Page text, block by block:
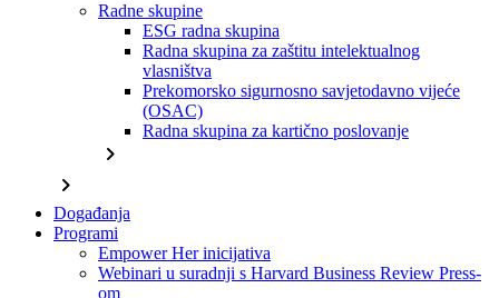
Radne skupine
ESG radna skupina
Radna skupina za zaštitu intelektualnog
vlasništva
Prekomorsko sigurnosno savjetodavno vijeće
(OSAC)
Radna skupina za kartično poslovanje
chevron_right
chevron_right
Događanja
Programi
Empower Her inicijativa
Webinari u suradnji s Harvard Business Review Press-
om